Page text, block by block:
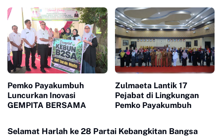
Pemko Payakumbuh
Luncurkan Inovasi
GEMPITA BERSAMA
Zulmaeta Lantik 17
Pejabat di Lingkungan
Pemko Payakumbuh
Selamat Harlah ke 28 Partai Kebangkitan Bangsa